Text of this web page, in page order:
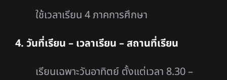
ใช้เวลาเรียน 4 ภาคการศึกษา
4. วันที่เรียน – เวลาเรียน – สถานที่เรียน
เรียนเฉพาะวันอาทิตย์ ตั้งแต่เวลา 8.30 –